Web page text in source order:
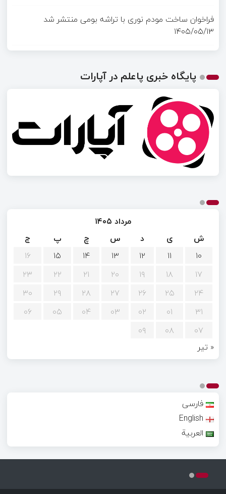
فراخوان ساخت مودم نوری با تراشه بومی منتشر شد
۱۴۰۵/۰۵/۱۳
پایگاه خبری پاعلم در آپارات
مرداد ۱۴۰۵
ش
ی د س چ پ
ج
۱۰
۱۱ ۱۲ ۱۳ ۱۴ ۱۵
۱۶
۱۷
۱۸ ۱۹ ۲۰ ۲۱ ۲۲
۲۳
۲۴
۲۵ ۲۶ ۲۷ ۲۸ ۲۹
۳۰
۳۱
۰۱ ۰۲ ۰۳ ۰۴ ۰۵
۰۶
۰۷
۰۸
۰۹
« تیر
فارسی
English
العربية